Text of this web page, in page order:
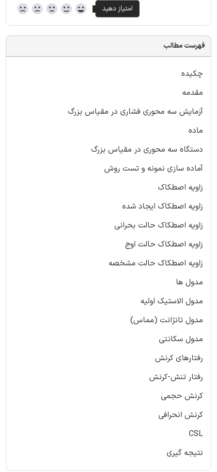
فهرست مطالب
چکیده
مقدمه
آزمایش سه محوری فشاری در مقیاس بزرگ
ماده
دستگاه سه محوری در مقیاس بزرگ
آماده سازی نمونه و تست روش
زاویه اصطکاک
زاویه اصطکاک ایجاد شده
زاویه اصطکاک حالت بحرانی
زاویه اصطکاک حالت اوج
زاویه اصطکاک حالت مشخصه
مدول ها
مدول الاستیک اولیه
مدول تانژانت (مماس)
مدول سکانتی
رفتارهای کرنش
رفتار تنش-کرنش
کرنش حجمی
کرنش انحرافی
CSL
نتیجه گیری